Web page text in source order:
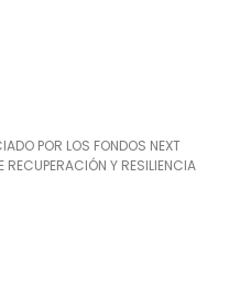
POR LOS FONDOS NEXT
RECUPERACIÓN Y RESILIENCIA